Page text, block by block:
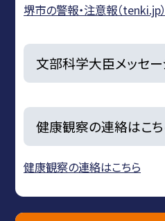
堺市の警報・注意報（tenki.jp）
文部科学大臣メッセ
健康観察の連絡はこち
健康観察の連絡はこちら